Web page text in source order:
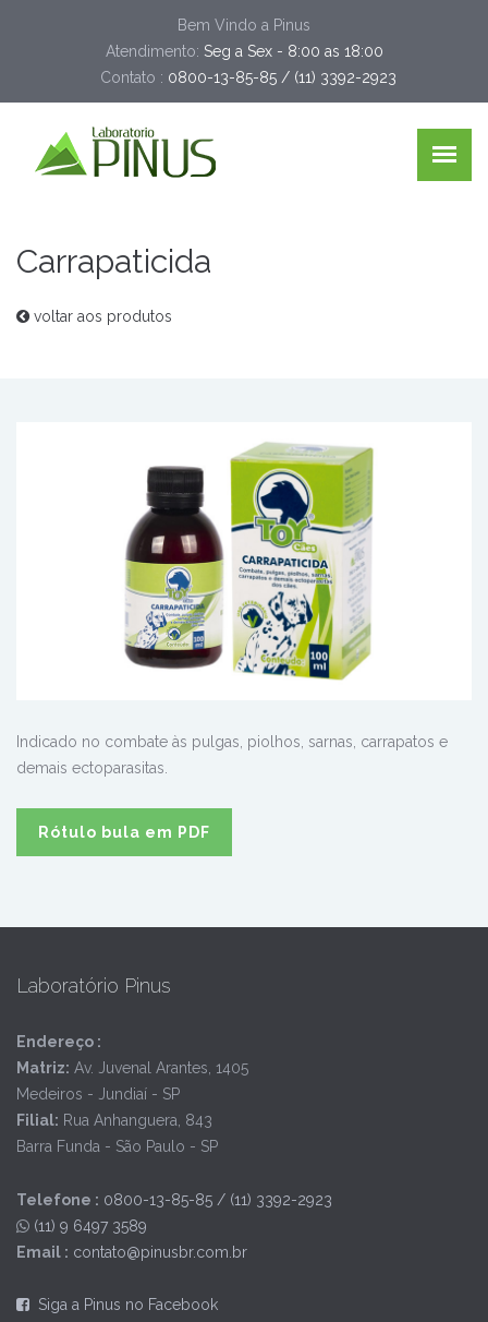
Bem Vindo a Pinus
Atendimento: Seg a Sex - 8:00 as 18:00
Contato : 0800-13-85-85 / (11) 3392-2923
Carrapaticida
voltar aos produtos
Indicado no combate às pulgas, piolhos, sarnas, carrapatos e
demais ectoparasitas.
Rótulo bula em PDF
Laboratório Pinus
Endereço :
Matriz: Av. Juvenal Arantes, 1405
Medeiros - Jundiaí - SP
Filial: Rua Anhanguera, 843
Barra Funda - São Paulo - SP
Telefone : 0800-13-85-85 / (11) 3392-2923
(11) 9 6497 3589
Email : contato@pinusbr.com.br
Siga a Pinus no Facebook